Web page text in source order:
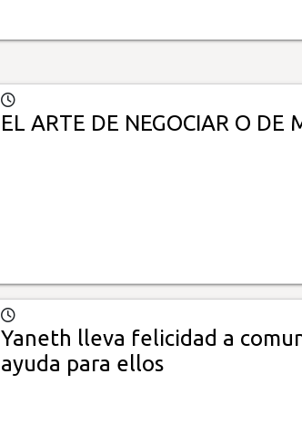
EL ARTE DE NEGOCIAR O DE
Yaneth lleva felicidad a
ayuda para ellos